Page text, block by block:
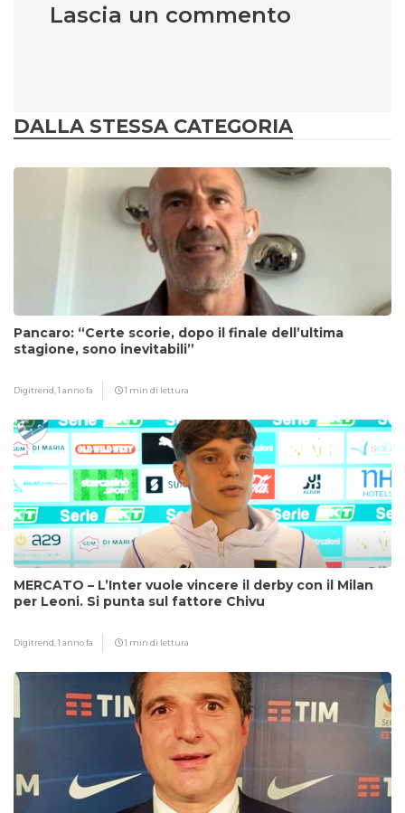
Lascia un commento
DALLA STESSA CATEGORIA
Pancaro: “Certe scorie, dopo il finale dell’ultima
stagione, sono inevitabili”
Digitrend,1 anno fa 1 min di lettura
MERCATO – L’Inter vuole vincere il derby con il Milan
per Leoni. Si punta sul fattore Chivu
Digitrend,1 anno fa 1 min di lettura